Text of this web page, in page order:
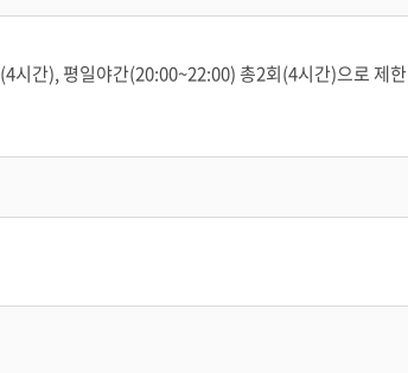
시간), 평일야간(20:00~22:00) 총2회(4시간)으로 제한